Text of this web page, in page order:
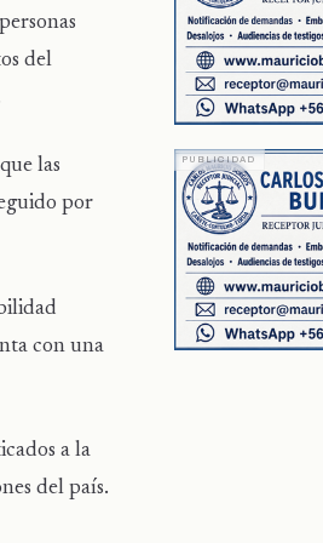
del
las
por
con una
a la
del país.